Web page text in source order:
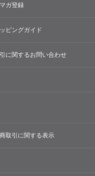
ガ登録
ピングガイド
に関するお問い合わせ
取引に関する表示